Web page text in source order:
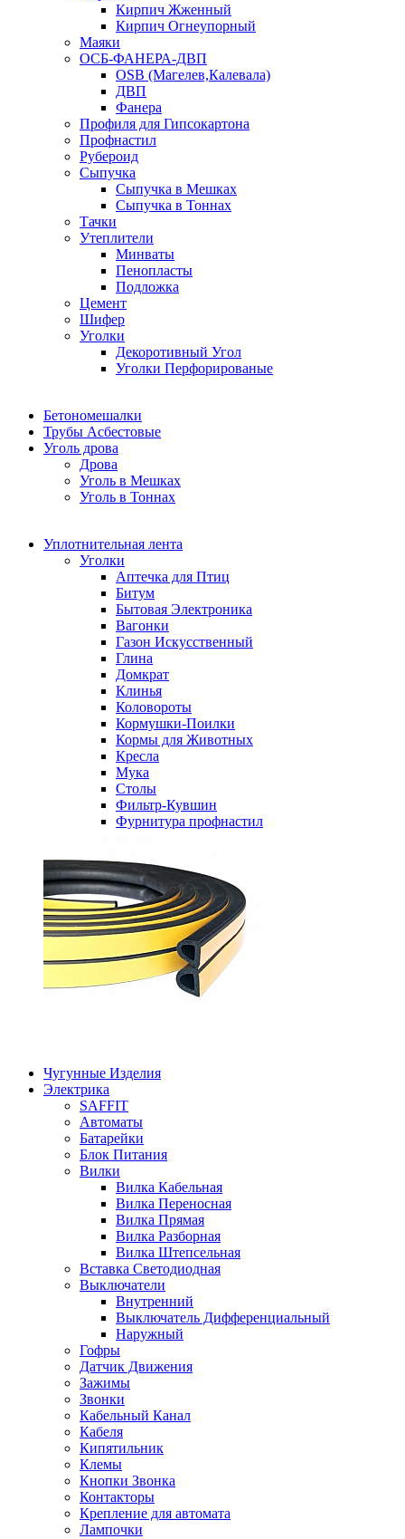
Кирпич Жженный
Кирпич Огнеупорный
Маяки
ОСБ-ФАНЕРА-ДВП
OSB (Магелев,Калевала)
ДВП
Фанера
Профиля для Гипсокартона
Профнастил
Рубероид
Сыпучка
Сыпучка в Мешках
Сыпучка в Тоннах
Тачки
Утеплители
Минваты
Пенопласты
Подложка
Цемент
Шифер
Уголки
Декоротивный Угол
Уголки Перфорированые
Бетономешалки
Трубы Асбестовые
Уголь дрова
Дрова
Уголь в Мешках
Уголь в Тоннах
Уплотнительная лента
Уголки
Аптечка для Птиц
Битум
Бытовая Электроника
Вагонки
Газон Искусственный
Глина
Домкрат
Клинья
Коловороты
Кормушки-Поилки
Кормы для Животных
Кресла
Мука
Столы
Фильтр-Кувшин
Фурнитура профнастил
Чугунные Изделия
Электрика
SAFFIT
Автоматы
Батарейки
Блок Питания
Вилки
Вилка Кабельная
Вилка Переносная
Вилка Прямая
Вилка Разборная
Вилка Штепсельная
Вставка Светодиодная
Выключатели
Внутренний
Выключатель Дифференциальный
Наружный
Гофры
Датчик Движения
Зажимы
Звонки
Кабельный Канал
Кабеля
Кипятильник
Клемы
Кнопки Звонка
Контакторы
Крепление для автомата
Лампочки